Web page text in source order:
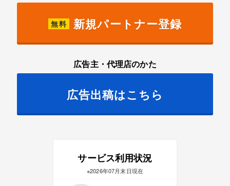
無料 新規パートナー登録
広告主・代理店のかた
広告出稿はこちら
サービス利用状況
※2026年07月末日現在